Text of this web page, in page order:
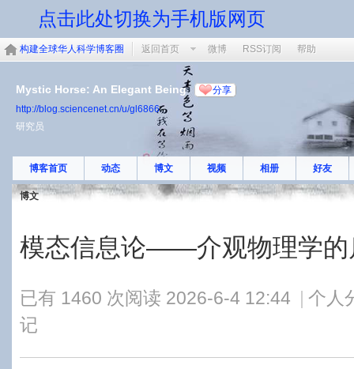
点击此处切换为手机版网页
构建全球华人科学博客圈 返回首页 微博 RSS订阅 帮助
Mystic Horse: An Elegant Being 分享
http://blog.sciencenet.cn/u/gl6866
研究员
博客首页 动态 博文 视频 相册 好友
博文
模态信息论——介观物理学的
已有 1460 次阅读 2026-6-4 12:44
个人
记